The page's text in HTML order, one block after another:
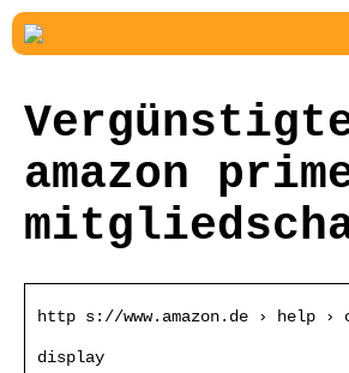
amazon
http s://www.amazon.de › help ›
display